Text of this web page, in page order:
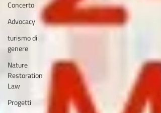
Concerto
Advocacy
turismo di
genere
Nature
Restoration
Law
Progetti